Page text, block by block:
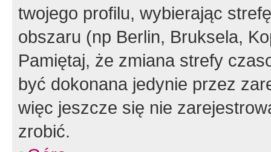
twojego profilu, wybierając
obszaru (np Berlin, Bruksela,
Pamiętaj, że zmiana strefy
być dokonana jedynie przez
więc jeszcze się nie
zrobić.